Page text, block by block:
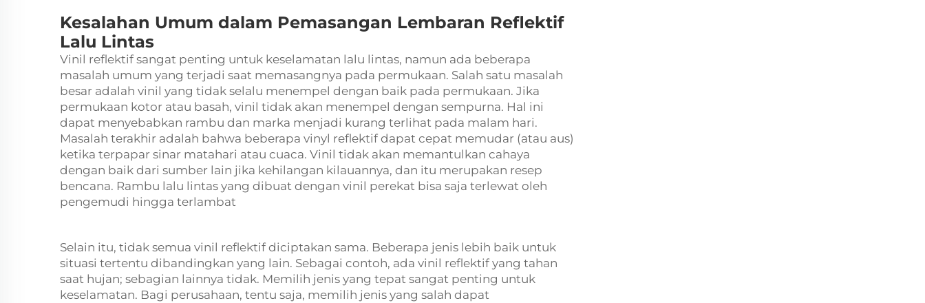
Kesalahan Umum dalam Pemasangan Lembaran Reflektif
Lalu Lintas
Vinil reflektif sangat penting untuk keselamatan lalu lintas, namun ada beberapa
masalah umum yang terjadi saat memasangnya pada permukaan. Salah satu masalah
besar adalah vinil yang tidak selalu menempel dengan baik pada permukaan. Jika
permukaan kotor atau basah, vinil tidak akan menempel dengan sempurna. Hal ini
dapat menyebabkan rambu dan marka menjadi kurang terlihat pada malam hari.
Masalah terakhir adalah bahwa beberapa vinyl reflektif dapat cepat memudar (atau aus)
ketika terpapar sinar matahari atau cuaca. Vinil tidak akan memantulkan cahaya
dengan baik dari sumber lain jika kehilangan kilauannya, dan itu merupakan resep
bencana. Rambu lalu lintas yang dibuat dengan vinil perekat bisa saja terlewat oleh
pengemudi hingga terlambat
Selain itu, tidak semua vinil reflektif diciptakan sama. Beberapa jenis lebih baik untuk
situasi tertentu dibandingkan yang lain. Sebagai contoh, ada vinil reflektif yang tahan
saat hujan; sebagian lainnya tidak. Memilih jenis yang tepat sangat penting untuk
keselamatan. Bagi perusahaan, tentu saja, memilih jenis yang salah dapat